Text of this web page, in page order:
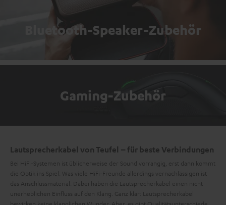
Bluetooth-Speaker-Zubehör
Gaming-Zubehör
Lautsprecherkabel von Teufel – für beste Verbindungen
Bei HiFi-Systemen ist üblicherweise der Sound vorrangig, erst dann kommt
die Optik ins Spiel. Was viele HiFi-Freunde allerdings vernachlässigen ist
das Anschlussmaterial. Dabei haben die Lautsprecherkabel einen nicht
unerheblichen Einfluss auf den Klang. Ganz klar: Lautsprecherkabel